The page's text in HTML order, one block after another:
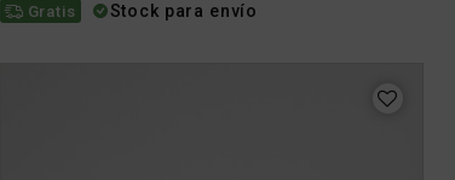
Gratis Stock para envío